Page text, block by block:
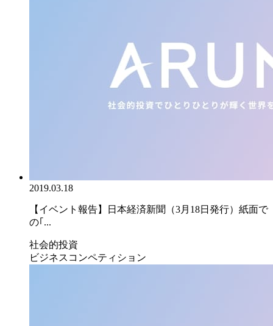
2019.03.18
【イベント報告】日本経済新聞（3月18日発行）紙面で
の｢...
社会的投資
ビジネスコンペティション